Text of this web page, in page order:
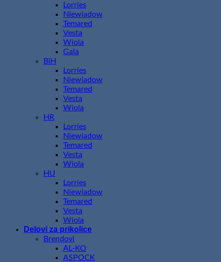
Lorries
Niewiadow
Temared
Vesta
Wiola
Gala
BiH
Lorries
Niewiadow
Temared
Vesta
Wiola
HR
Lorries
Niewiadow
Temared
Vesta
Wiola
HU
Lorries
Niewiadow
Temared
Vesta
Wiola
Delovi za prikolice
Brendovi
AL-KO
ASPOCK